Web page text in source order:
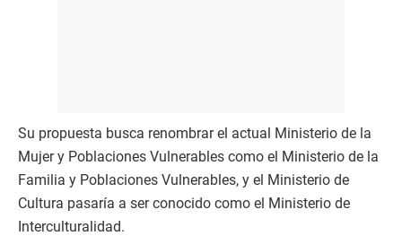
Su propuesta busca renombrar el actual Ministerio de la
Mujer y Poblaciones Vulnerables como el Ministerio de la
Familia y Poblaciones Vulnerables, y el Ministerio de
Cultura pasaría a ser conocido como el Ministerio de
Interculturalidad.